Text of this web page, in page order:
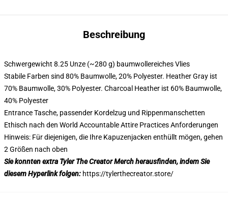
Beschreibung
Schwergewicht 8.25 Unze (~280 g) baumwollereiches Vlies
Stabile Farben sind 80% Baumwolle, 20% Polyester. Heather Gray ist
70% Baumwolle, 30% Polyester. Charcoal Heather ist 60% Baumwolle,
40% Polyester
Entrance Tasche, passender Kordelzug und Rippenmanschetten
Ethisch nach den World Accountable Attire Practices Anforderungen
Hinweis: Für diejenigen, die Ihre Kapuzenjacken enthüllt mögen, gehen
2 Größen nach oben
Sie konnten extra Tyler The Creator Merch herausfinden, indem Sie
diesem Hyperlink folgen: https://tylerthecreator.store/